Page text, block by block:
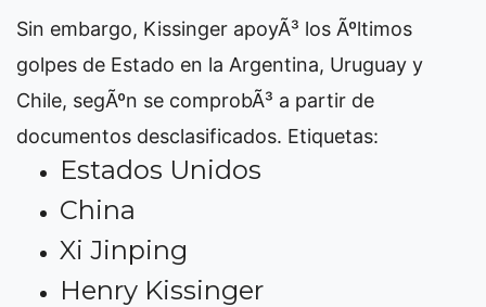
Sin embargo, Kissinger apoyÃ³ los Ãºltimos
golpes de Estado en la Argentina, Uruguay y
Chile, segÃºn se comprobÃ³ a partir de
documentos desclasificados. Etiquetas:
Estados Unidos
China
Xi Jinping
Henry Kissinger